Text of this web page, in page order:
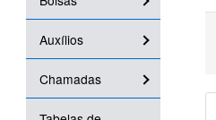
Auxílios
Chamadas